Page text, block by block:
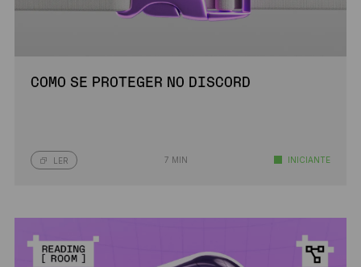
COMO SE PROTEGER NO DISCORD
LER 7 MIN INICIANTE